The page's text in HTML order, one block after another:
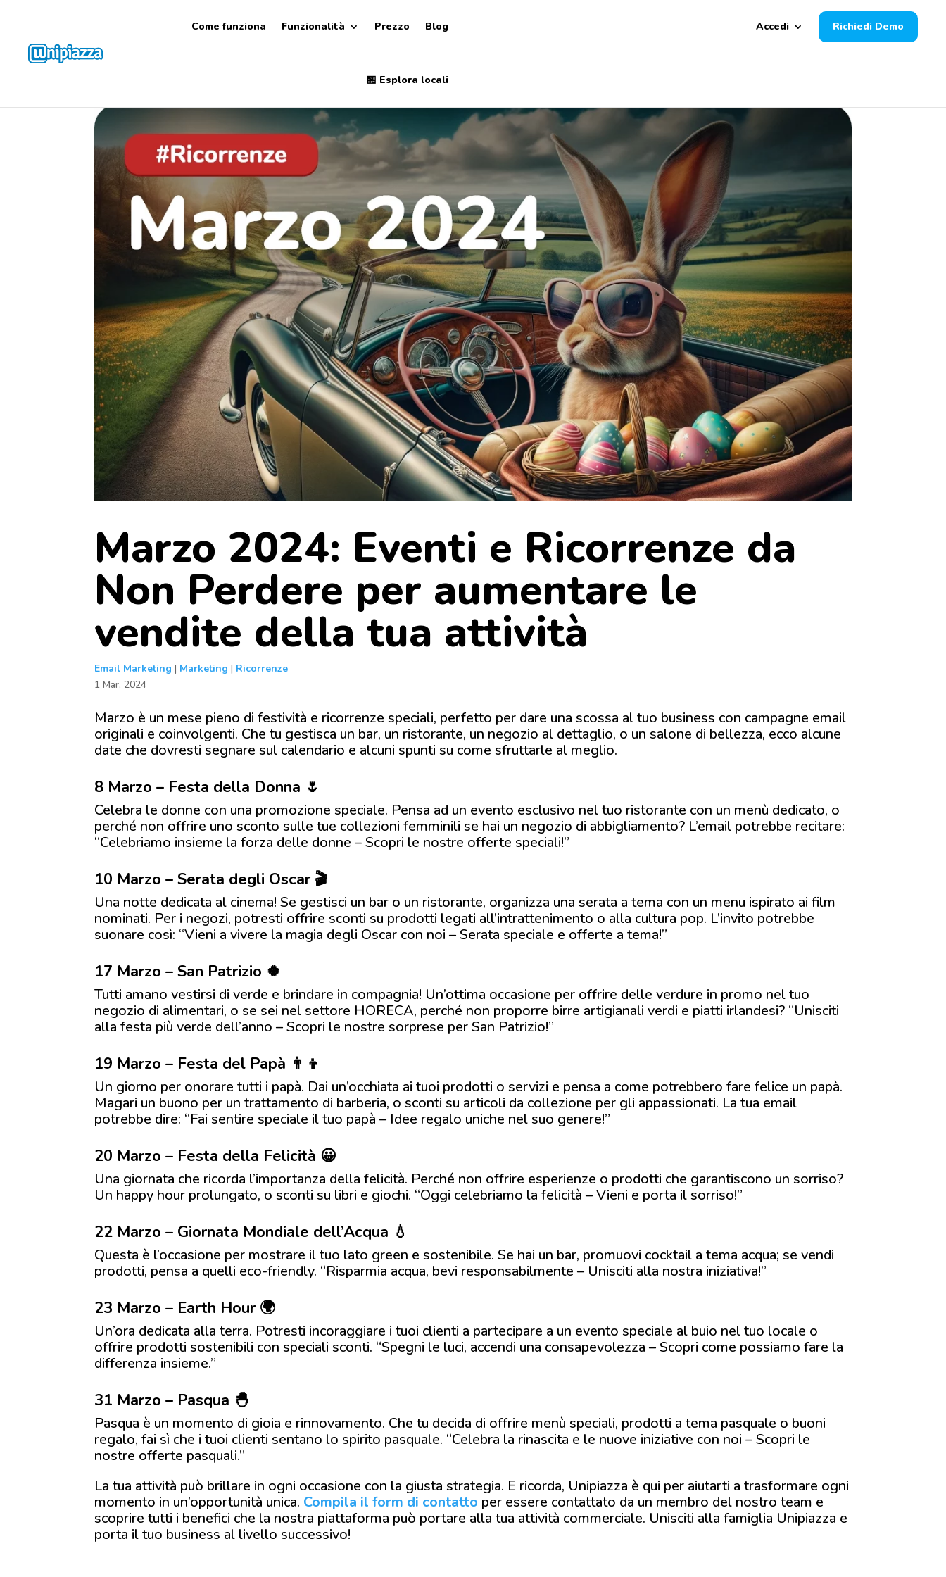
Come funziona Funzionalità Prezzo Blog
🏪 Esplora locali
Accedi Richiedi Demo
Marzo 2024: Eventi e Ricorrenze da
Non Perdere per aumentare le
vendite della tua attività
Email Marketing | Marketing | Ricorrenze
1 Mar, 2024
Marzo è un mese pieno di festività e ricorrenze speciali, perfetto per dare una scossa al tuo business con campagne email
originali e coinvolgenti. Che tu gestisca un bar, un ristorante, un negozio al dettaglio, o un salone di bellezza, ecco alcune
date che dovresti segnare sul calendario e alcuni spunti su come sfruttarle al meglio.
8 Marzo – Festa della Donna 🌷
Celebra le donne con una promozione speciale. Pensa ad un evento esclusivo nel tuo ristorante con un menù dedicato, o
perché non offrire uno sconto sulle tue collezioni femminili se hai un negozio di abbigliamento? L’email potrebbe recitare:
“Celebriamo insieme la forza delle donne – Scopri le nostre offerte speciali!”
10 Marzo – Serata degli Oscar 🎬
Una notte dedicata al cinema! Se gestisci un bar o un ristorante, organizza una serata a tema con un menu ispirato ai film
nominati. Per i negozi, potresti offrire sconti su prodotti legati all’intrattenimento o alla cultura pop. L’invito potrebbe
suonare così: “Vieni a vivere la magia degli Oscar con noi – Serata speciale e offerte a tema!”
17 Marzo – San Patrizio 🍀
Tutti amano vestirsi di verde e brindare in compagnia! Un’ottima occasione per offrire delle verdure in promo nel tuo
negozio di alimentari, o se sei nel settore HORECA, perché non proporre birre artigianali verdi e piatti irlandesi? “Unisciti
alla festa più verde dell’anno – Scopri le nostre sorprese per San Patrizio!”
19 Marzo – Festa del Papà 👨‍👦
Un giorno per onorare tutti i papà. Dai un’occhiata ai tuoi prodotti o servizi e pensa a come potrebbero fare felice un papà.
Magari un buono per un trattamento di barberia, o sconti su articoli da collezione per gli appassionati. La tua email
potrebbe dire: “Fai sentire speciale il tuo papà – Idee regalo uniche nel suo genere!”
20 Marzo – Festa della Felicità 😀
Una giornata che ricorda l’importanza della felicità. Perché non offrire esperienze o prodotti che garantiscono un sorriso?
Un happy hour prolungato, o sconti su libri e giochi. “Oggi celebriamo la felicità – Vieni e porta il sorriso!”
22 Marzo – Giornata Mondiale dell’Acqua 💧
Questa è l’occasione per mostrare il tuo lato green e sostenibile. Se hai un bar, promuovi cocktail a tema acqua; se vendi
prodotti, pensa a quelli eco-friendly. “Risparmia acqua, bevi responsabilmente – Unisciti alla nostra iniziativa!”
23 Marzo – Earth Hour 🌍
Un’ora dedicata alla terra. Potresti incoraggiare i tuoi clienti a partecipare a un evento speciale al buio nel tuo locale o
offrire prodotti sostenibili con speciali sconti. “Spegni le luci, accendi una consapevolezza – Scopri come possiamo fare la
differenza insieme.”
31 Marzo – Pasqua 🐣
Pasqua è un momento di gioia e rinnovamento. Che tu decida di offrire menù speciali, prodotti a tema pasquale o buoni
regalo, fai sì che i tuoi clienti sentano lo spirito pasquale. “Celebra la rinascita e le nuove iniziative con noi – Scopri le
nostre offerte pasquali.”
La tua attività può brillare in ogni occasione con la giusta strategia. E ricorda, Unipiazza è qui per aiutarti a trasformare ogni
momento in un’opportunità unica. Compila il form di contatto per essere contattato da un membro del nostro team e
scoprire tutti i benefici che la nostra piattaforma può portare alla tua attività commerciale. Unisciti alla famiglia Unipiazza e
porta il tuo business al livello successivo!